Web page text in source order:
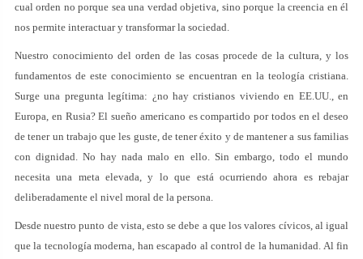
cual orden no porque sea una verdad objetiva, sino porque la creencia en él
nos permite interactuar y transformar la sociedad.
Nuestro conocimiento del orden de las cosas procede de la cultura, y los
fundamentos de este conocimiento se encuentran en la teología cristiana.
Surge una pregunta legítima: ¿no hay cristianos viviendo en EE.UU., en
Europa, en Rusia? El sueño americano es compartido por todos en el deseo
de tener un trabajo que les guste, de tener éxito y de mantener a sus familias
con dignidad. No hay nada malo en ello. Sin embargo, todo el mundo
necesita una meta elevada, y lo que está ocurriendo ahora es rebajar
deliberadamente el nivel moral de la persona.
Desde nuestro punto de vista, esto se debe a que los valores cívicos, al igual
que la tecnología moderna, han escapado al control de la humanidad. Al fin